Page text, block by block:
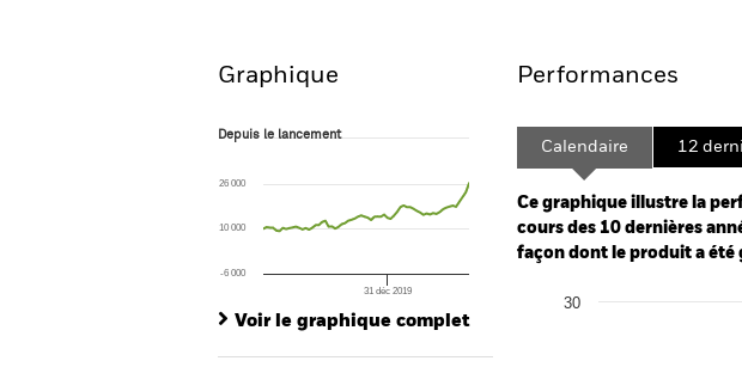
Graphique
Depuis le lancement
The chart has 1 X axis displaying Time. Range: 2010-07-01 00:00:00 to
The chart has 1 Y axis displaying values. Range: -160 to 320.
Depuis le lancement
31 déc 2019
-6 000
10 000
26 000
Voir le graphique complet
Performances
Calendaire 12
Ce graphique illustre la
cours des 10 dernières
façon dont le produit a été
Bar chart with 2 data series.
30